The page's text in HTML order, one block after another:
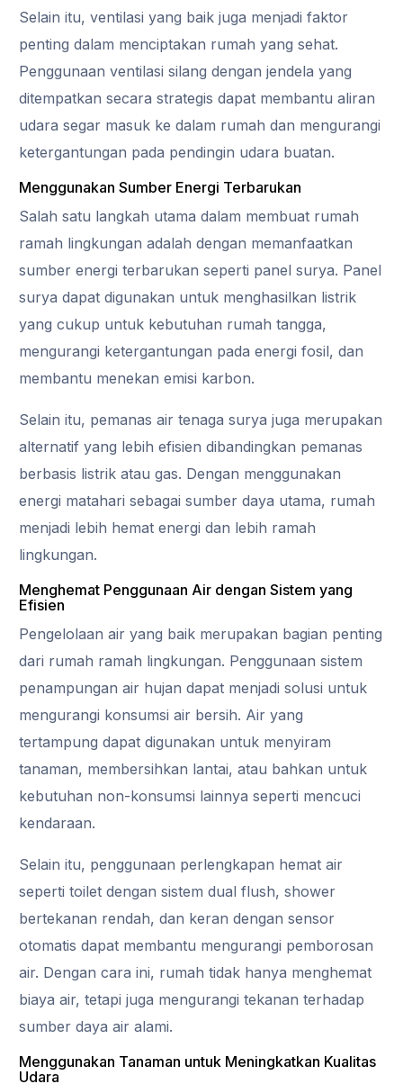
Selain itu, ventilasi yang baik juga menjadi faktor
penting dalam menciptakan rumah yang sehat.
Penggunaan ventilasi silang dengan jendela yang
ditempatkan secara strategis dapat membantu aliran
udara segar masuk ke dalam rumah dan mengurangi
ketergantungan pada pendingin udara buatan.
Menggunakan Sumber Energi Terbarukan
Salah satu langkah utama dalam membuat rumah
ramah lingkungan adalah dengan memanfaatkan
sumber energi terbarukan seperti panel surya. Panel
surya dapat digunakan untuk menghasilkan listrik
yang cukup untuk kebutuhan rumah tangga,
mengurangi ketergantungan pada energi fosil, dan
membantu menekan emisi karbon.
Selain itu, pemanas air tenaga surya juga merupakan
alternatif yang lebih efisien dibandingkan pemanas
berbasis listrik atau gas. Dengan menggunakan
energi matahari sebagai sumber daya utama, rumah
menjadi lebih hemat energi dan lebih ramah
lingkungan.
Menghemat Penggunaan Air dengan Sistem yang
Efisien
Pengelolaan air yang baik merupakan bagian penting
dari rumah ramah lingkungan. Penggunaan sistem
penampungan air hujan dapat menjadi solusi untuk
mengurangi konsumsi air bersih. Air yang
tertampung dapat digunakan untuk menyiram
tanaman, membersihkan lantai, atau bahkan untuk
kebutuhan non-konsumsi lainnya seperti mencuci
kendaraan.
Selain itu, penggunaan perlengkapan hemat air
seperti toilet dengan sistem dual flush, shower
bertekanan rendah, dan keran dengan sensor
otomatis dapat membantu mengurangi pemborosan
air. Dengan cara ini, rumah tidak hanya menghemat
biaya air, tetapi juga mengurangi tekanan terhadap
sumber daya air alami.
Menggunakan Tanaman untuk Meningkatkan Kualitas
Udara